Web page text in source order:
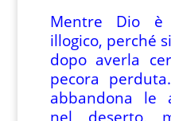
Mentre Dio è
illogico, perché
dopo averla
pecora
abbandona le
nel deserto,